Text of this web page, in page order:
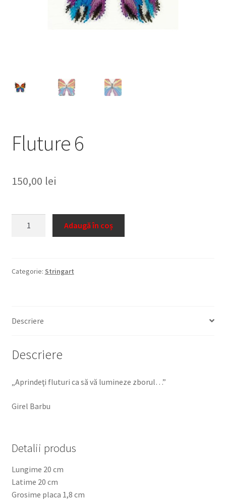
Fluture 6
150,00 lei
Adaugă în coș
Categorie: Stringart
Descriere
Descriere
„Aprindeţi fluturi ca să vă lumineze zborul…”
Girel Barbu
Detalii produs
Lungime 20 cm
Latime 20 cm
Grosime placa 1,8 cm